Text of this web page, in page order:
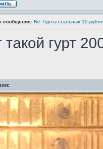
сообщения: Re: Гурты стальных 10-
такой гурт